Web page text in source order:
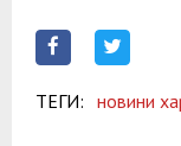
ТЕГИ: новини